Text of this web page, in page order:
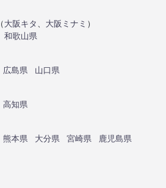
（大阪キタ 大阪ミナミ ）
和歌山県
広島県
山口県
高知県
熊本県 大分県 宮崎県
鹿児島県